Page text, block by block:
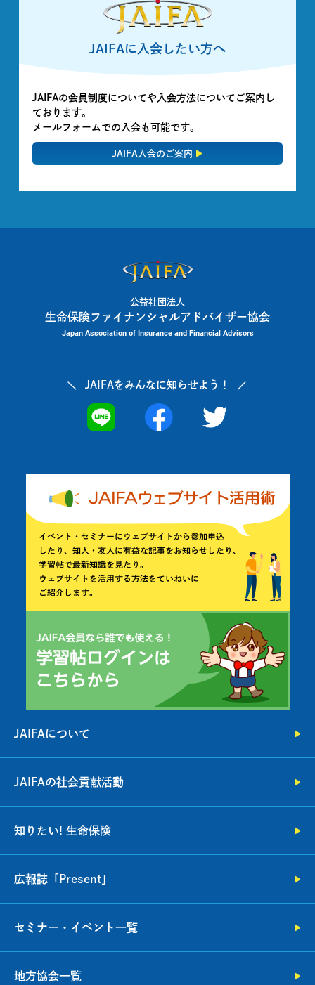
JAIFAに入会したい方へ
JAIFAの会員制度についてや入会方法についてご案内し
ております。
メールフォームでの入会も可能です。
JAIFA入会のご案内
公益社団法人
生命保険ファイナンシャルアドバイザー協会
Japan Association of Insurance and Financial Advisors
JAIFAをみんなに知らせよう！
JAIFAについて
JAIFAの社会貢献活動
知りたい! 生命保険
広報誌「Present」
セミナー・イベント一覧
地方協会一覧